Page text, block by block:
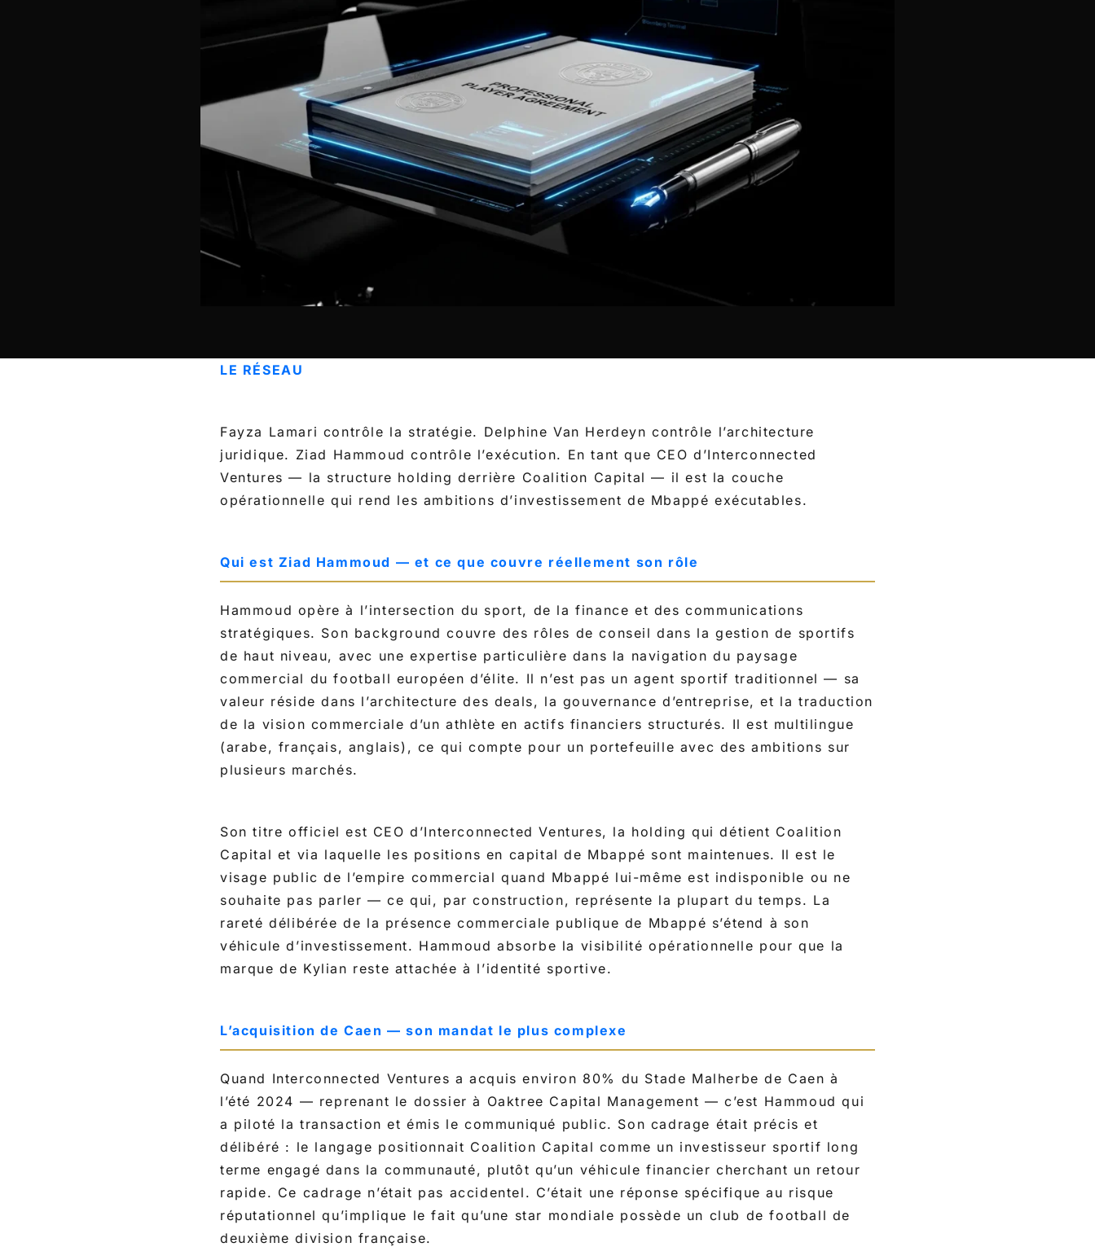
LE RÉSEAU
Fayza Lamari contrôle la stratégie. Delphine Van Herdeyn contrôle l’architecture
juridique. Ziad Hammoud contrôle l’exécution. En tant que CEO d’Interconnected
Ventures — la structure holding derrière Coalition Capital — il est la couche
opérationnelle qui rend les ambitions d’investissement de Mbappé exécutables.
Qui est Ziad Hammoud — et ce que couvre réellement son rôle
Hammoud opère à l’intersection du sport, de la finance et des communications
stratégiques. Son background couvre des rôles de conseil dans la gestion de sportifs
de haut niveau, avec une expertise particulière dans la navigation du paysage
commercial du football européen d’élite. Il n’est pas un agent sportif traditionnel — sa
valeur réside dans l’architecture des deals, la gouvernance d’entreprise, et la traduction
de la vision commerciale d’un athlète en actifs financiers structurés. Il est multilingue
(arabe, français, anglais), ce qui compte pour un portefeuille avec des ambitions sur
plusieurs marchés.
Son titre officiel est CEO d’Interconnected Ventures, la holding qui détient Coalition
Capital et via laquelle les positions en capital de Mbappé sont maintenues. Il est le
visage public de l’empire commercial quand Mbappé lui-même est indisponible ou ne
souhaite pas parler — ce qui, par construction, représente la plupart du temps. La
rareté délibérée de la présence commerciale publique de Mbappé s’étend à son
véhicule d’investissement. Hammoud absorbe la visibilité opérationnelle pour que la
marque de Kylian reste attachée à l’identité sportive.
L’acquisition de Caen — son mandat le plus complexe
Quand Interconnected Ventures a acquis environ 80% du Stade Malherbe de Caen à
l’été 2024 — reprenant le dossier à Oaktree Capital Management — c’est Hammoud qui
a piloté la transaction et émis le communiqué public. Son cadrage était précis et
délibéré : le langage positionnait Coalition Capital comme un investisseur sportif long
terme engagé dans la communauté, plutôt qu’un véhicule financier cherchant un retour
rapide. Ce cadrage n’était pas accidentel. C’était une réponse spécifique au risque
réputationnel qu’implique le fait qu’une star mondiale possède un club de football de
deuxième division française.